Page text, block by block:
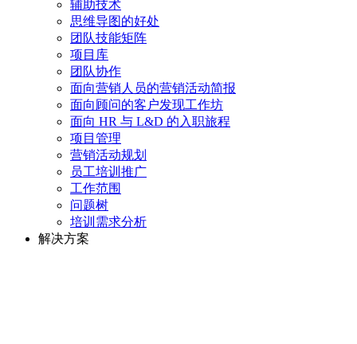
辅助技术
思维导图的好处
团队技能矩阵
项目库
团队协作
面向营销人员的营销活动简报
面向顾问的客户发现工作坊
面向 HR 与 L&D 的入职旅程
项目管理
营销活动规划
员工培训推广
工作范围
问题树
培训需求分析
解决方案